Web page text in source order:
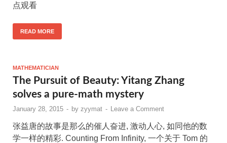
点观看
READ MORE
MATHEMATICIAN
The Pursuit of Beauty: Yitang Zhang
solves a pure-math mystery
January 28, 2015 - by zyymat - Leave a Comment
张益唐的故事是那么的催人奋进, 激动人心, 如同他的数
学一样的精彩. Counting From Infinity, 一个关于 Tom 的